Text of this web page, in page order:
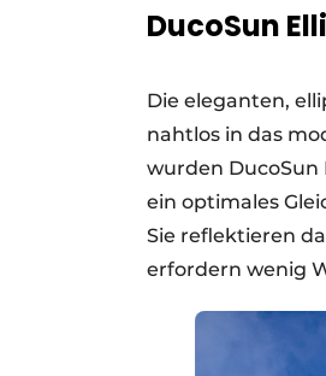
DucoSun
Die eleganten,
nahtlos in das
wurden DucoSun
ein optimales
Sie reflektieren
erfordern wenig